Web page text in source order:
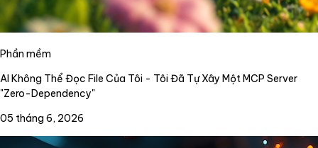
Phần mềm
AI Không Thể Đọc File Của Tôi - Tôi Đã Tự Xây Một MCP Server
"Zero-Dependency"
05 tháng 6, 2026